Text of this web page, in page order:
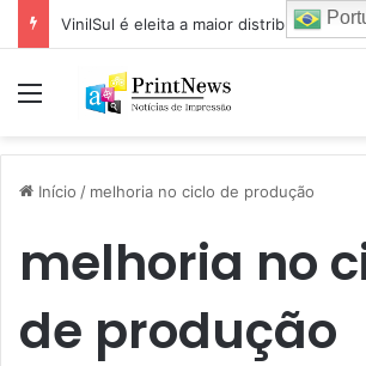
Menu
Início / melhoria no ciclo de produção
melhoria no
de produção